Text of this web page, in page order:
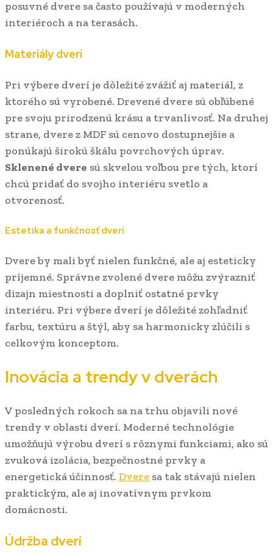
posuvné dvere sa často používajú v moderných
interiéroch a na terasách.
Materiály dverí
Pri výbere dverí je dôležité zvážiť aj materiál, z
ktorého sú vyrobené. Drevené dvere sú obľúbené
pre svoju prirodzenú krásu a trvanlivosť. Na druhej
strane, dvere z MDF sú cenovo dostupnejšie a
ponúkajú širokú škálu povrchových úprav.
Sklenené dvere sú skvelou voľbou pre tých, ktorí
chcú pridať do svojho interiéru svetlo a
otvorenosť.
Estetika a funkčnosť dverí
Dvere by mali byť nielen funkčné, ale aj esteticky
príjemné. Správne zvolené dvere môžu zvýrazniť
dizajn miestnosti a doplniť ostatné prvky
interiéru. Pri výbere dverí je dôležité zohľadniť
farbu, textúru a štýl, aby sa harmonicky zlúčili s
celkovým konceptom.
Inovácia a trendy v dverách
V posledných rokoch sa na trhu objavili nové
trendy v oblasti dverí. Moderné technológie
umožňujú výrobu dverí s rôznymi funkciami, ako sú
zvuková izolácia, bezpečnostné prvky a
energetická účinnosť. Dvere sa tak stávajú nielen
praktickým, ale aj inovatívnym prvkom
domácnosti.
Údržba dverí